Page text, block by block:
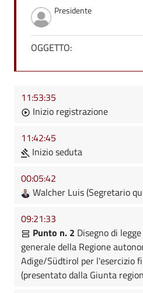
Presidente
OGGETTO:
11:53:35
Inizio registrazione
11:42:45
Inizio seduta
00:05:42
Walcher Luis (Segretario
09:21:33
Punto n. 2 Disegno di
generale della Regione
Adige/Südtirol per l'esercizio
(presentato dalla Giunta